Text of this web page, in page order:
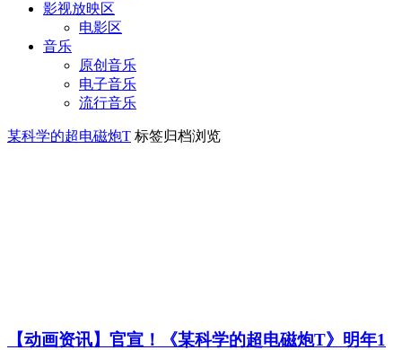
影视放映区
电影区
音乐
原创音乐
电子音乐
流行音乐
某科学的超电磁炮T 标签归档浏览
【动画资讯】官宣！《某科学的超电磁炮T》明年1